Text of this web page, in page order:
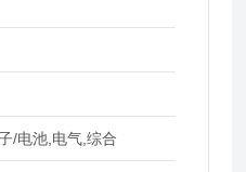
/电池,电气,综合